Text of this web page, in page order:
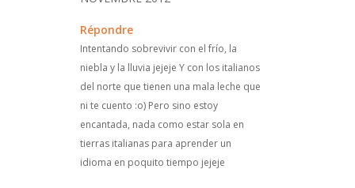
Répondre
Intentando sobrevivir con el frío, la
niebla y la lluvia jejeje Y con los italianos
del norte que tienen una mala leche que
ni te cuento :o) Pero sino estoy
encantada, nada como estar sola en
tierras italianas para aprender un
idioma en poquito tiempo jejeje